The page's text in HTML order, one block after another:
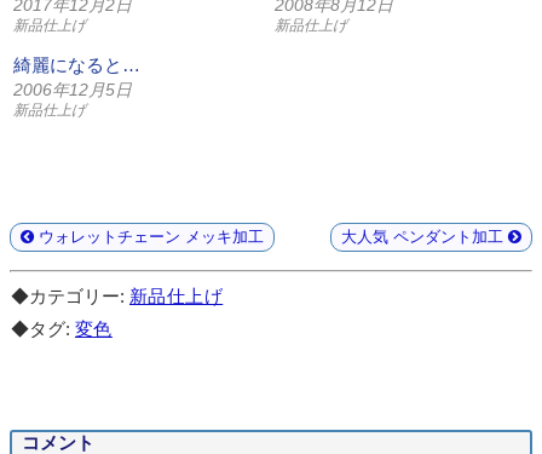
2017年12月2日
新品仕上げ
2008年8月12日
新品仕上げ
綺麗になると…
2006年12月5日
新品仕上げ
ウォレットチェーン メッキ加工 大人気 ペンダント加工
◆カテゴリー: 新品仕上げ
◆タグ: 変色
コメント